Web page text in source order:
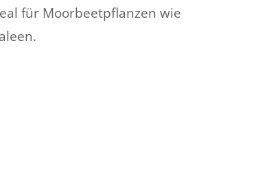
für Moorbeetpflanzen wie